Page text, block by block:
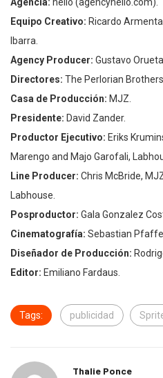
Agencia: hello (agencyhello.com).
Equipo Creativo: Ricardo
Ibarra.
Agency Producer: Gustavo
Directores: The Perlorian
Casa de Producción: MJZ.
Presidente: David Zander.
Productor Ejecutivo: Eriks
Marengo and Majo Garofali,
Line Producer: Chris McBride,
Labhouse.
Posproductor: Gala Gonzalez
Cinematografía: Sebastian
Diseñador de Producción:
Editor: Emiliano Fardaus.
Tags: publicidad
Thalie Ponce